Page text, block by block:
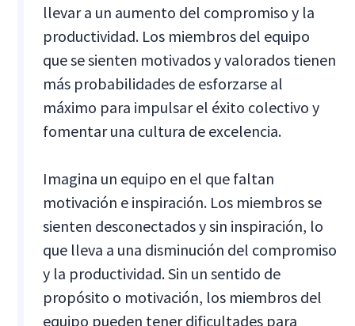
llevar a un aumento del compromiso y la
productividad. Los miembros del equipo
que se sienten motivados y valorados tienen
más probabilidades de esforzarse al
máximo para impulsar el éxito colectivo y
fomentar una cultura de excelencia.
Imagina un equipo en el que faltan
motivación e inspiración. Los miembros se
sienten desconectados y sin inspiración, lo
que lleva a una disminución del compromiso
y la productividad. Sin un sentido de
propósito o motivación, los miembros del
equipo pueden tener dificultades para